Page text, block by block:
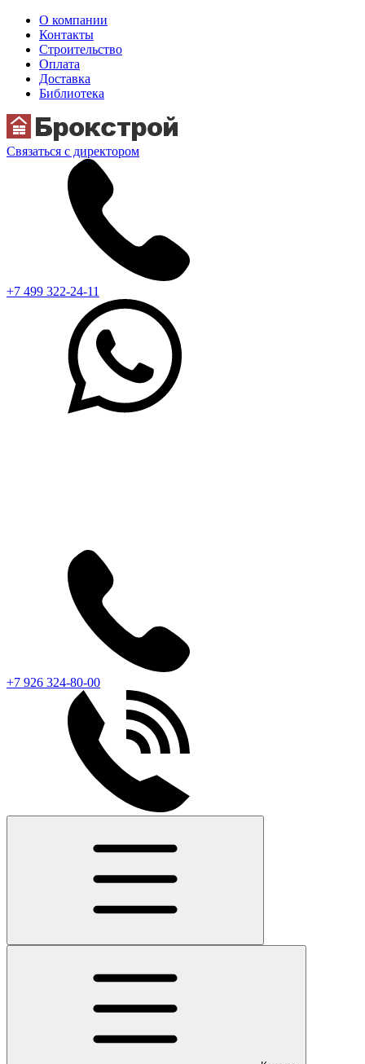
О компании
Контакты
Строительство
Оплата
Доставка
Библиотека
Связаться с директором
+7 499 322-24-11
+7 926 324-80-00